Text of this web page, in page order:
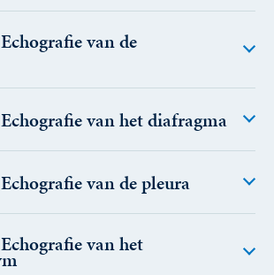
van de
van het diafragma
van de pleura
van het